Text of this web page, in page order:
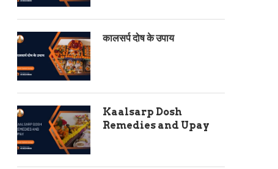
कालसर्प दोष के उपाय
Kaalsarp Dosh
Remedies and Upay